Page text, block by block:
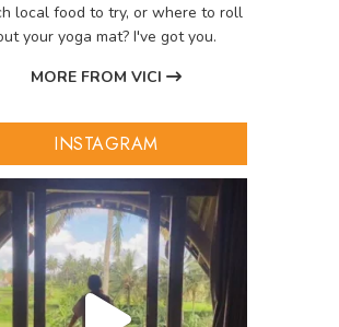
local food to try, or where to roll
your yoga mat? I've got you.
MORE FROM VICI
INSTAGRAM